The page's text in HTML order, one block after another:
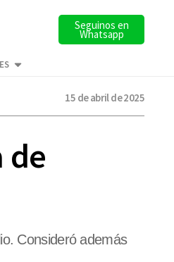
Seguinos en
Whatsapp
15 de abril de 2025
de
Consideró además